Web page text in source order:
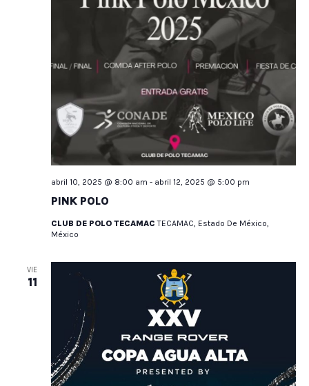
PINK POLO
abril 10, 2025 @ 8:00 am - abril 12, 2025 @ 5:00 pm
CLUB DE POLO TECAMACTECAMAC, Estado De México,
México
VIE
11